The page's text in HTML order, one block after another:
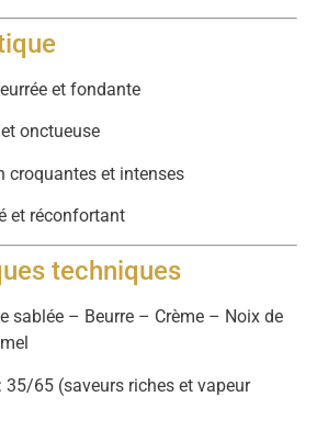
et fondante
onctueuse
croquantes et intenses
et réconfortant
techniques
sablée – Beurre – Crème – Noix de
: 35/65 (saveurs riches et vapeur